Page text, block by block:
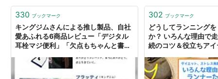
330 ブックマーク
キングジムさんによる推し製品、自社
愛あふれる6商品レビュー「デジタル
耳栓マジ便利」「欠点もちゃんと書い
302 ブックマーク
どうしてランニング
か？ いろんな理由で
続のコツ＆役立ちア